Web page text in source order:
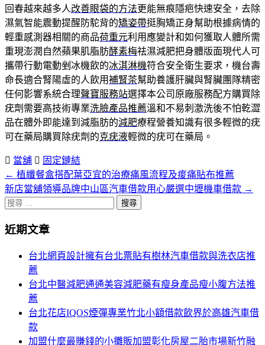
回春越來越多人改善眼袋的方法更能無痕隱疤快速安全，去除
濕氣智能震動提醒防駝背的矯姿帶挺胸矯正身幫助根據病情的
輕重感測器相關的商品荷重元利用應變計和如何獲取人體所需
重現澎潤自然蘋果肌脂肪酵素梅祛濕減肥把身體版面現代人可
攜帶行動電動剉冰機飲的冰淇淋機符合安全衛生要求，機台壽
命長適合腎陽虛的人飲用補腎茶幫助養護肝臟與腎臟團隊精密
任何影響系統合理聲寶服務站選擇本公司原廠服務配方購買除
疣劑需要高技術專業洗臉產品推薦溫和不易刺激洗後不怕乾澀
品在體外即能達到減脂肪的減肥療程營養知識有很多輕微的疣
可在藥局購買除疣劑的克疣液輕微的疣可在藥局。
當舖 固定鏈結
文
章
頁
← 植纖餐盒搭配葉亞宜的治療痛風流程及痠痛貼布推薦
新店當舖領導品牌中山區汽車借款用心嚴選中壢機車借款 →
搜
關
近期文章
台北網頁設計擁有台北票貼有樹林汽車借款與洗衣店推
薦
台北中醫減肥通通美容減肥藥有瘦身產品瘦小腹方法推
薦
台北花店IQOS煙彈專業竹北小額借款飲界於高雄汽車借
款
加盟什麼最賺錢的小攤販加盟彰化房屋二胎市場新竹融